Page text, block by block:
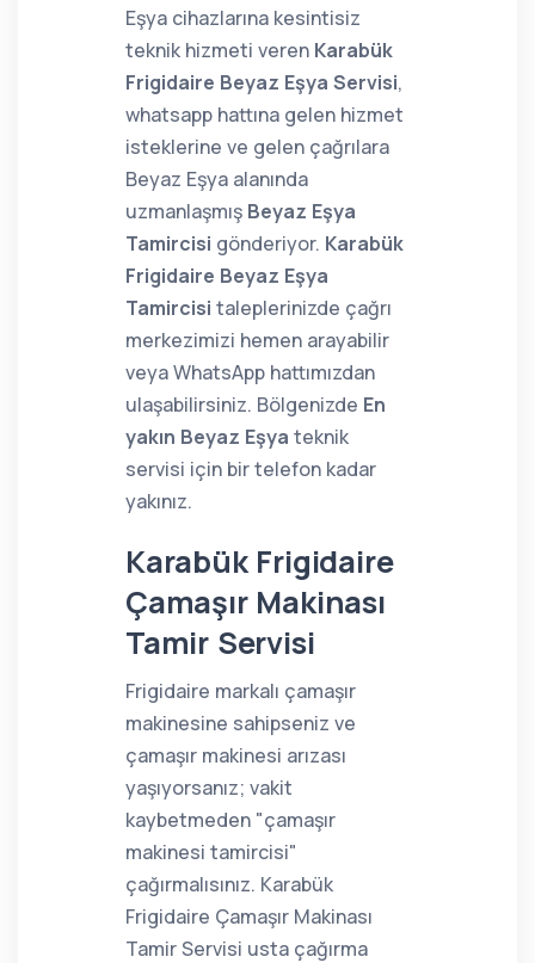
Eşya cihazlarına kesintisiz
teknik hizmeti veren Karabük
Frigidaire Beyaz Eşya Servisi,
whatsapp hattına gelen hizmet
isteklerine ve gelen çağrılara
Beyaz Eşya alanında
uzmanlaşmış Beyaz Eşya
Tamircisi gönderiyor. Karabük
Frigidaire Beyaz Eşya
Tamircisi taleplerinizde çağrı
merkezimizi hemen arayabilir
veya WhatsApp hattımızdan
ulaşabilirsiniz. Bölgenizde En
yakın Beyaz Eşya teknik
servisi için bir telefon kadar
yakınız.
Karabük Frigidaire
Çamaşır Makinası
Tamir Servisi
Frigidaire markalı çamaşır
makinesine sahipseniz ve
çamaşır makinesi arızası
yaşıyorsanız; vakit
kaybetmeden "çamaşır
makinesi tamircisi"
çağırmalısınız. Karabük
Frigidaire Çamaşır Makinası
Tamir Servisi usta çağırma